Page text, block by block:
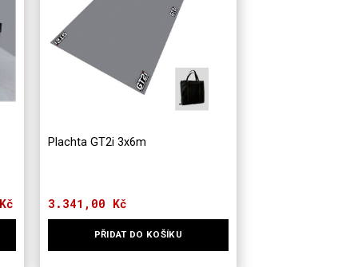
Kč Rozpětí
Plachta GT2i 3x6m
3.341,00 Kč
PŘIDAT DO KOŠÍKU